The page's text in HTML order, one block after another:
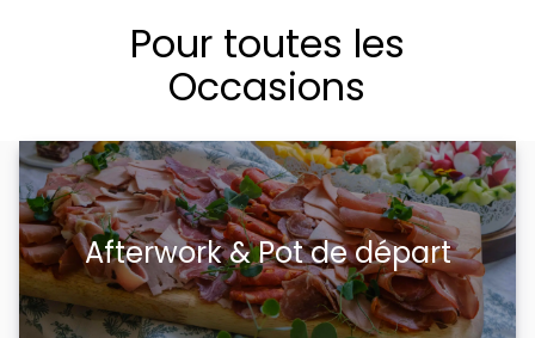
Pour toutes les
Occasions
Afterwork & Pot de départ